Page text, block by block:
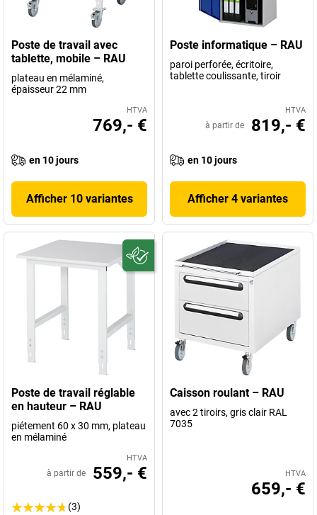
Poste de travail avec
tablette, mobile – RAU
plateau en mélaminé,
épaisseur 22 mm
HTVA
769,- €
en 10 jours
Afficher 10 variantes
Poste informatique – RAU
paroi perforée, écritoire,
tablette coulissante, tiroir
HTVA
à partir de 819,- €
en 10 jours
Afficher 4 variantes
Poste de travail réglable
en hauteur – RAU
piétement 60 x 30 mm, plateau
en mélaminé
HTVA
à partir de 559,- €
(3)
Caisson roulant – RAU
avec 2 tiroirs, gris clair RAL
7035
HTVA
659,- €